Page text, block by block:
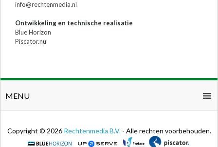
info@rechtenmedia.nl
Ontwikkeling en technische realisatie
Blue Horizon
Piscator.nu
MENU
Copyright © 2026 Rechtenmedia B.V. - Alle rechten voorbehouden.